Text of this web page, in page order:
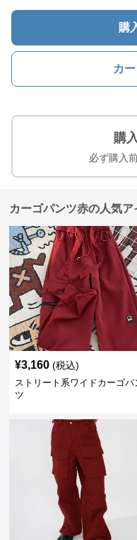
購
カ
購
必ず購入
カーゴパンツ赤の人気ア
¥3,160 (税込)
ストリート系ワイドカーゴパ
ツ